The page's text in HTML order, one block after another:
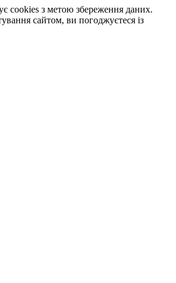
cookies з метою збереження даних.
сайтом, ви погоджуєтеся із